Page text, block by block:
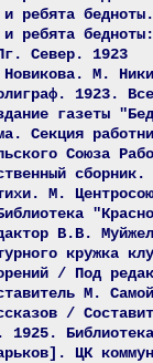
и ребята
и ребята
Север. 1923
М.
1923.
газеты
Секция
Союза
М.
В.В.
кружка
/ Под
М.
/
ЦК